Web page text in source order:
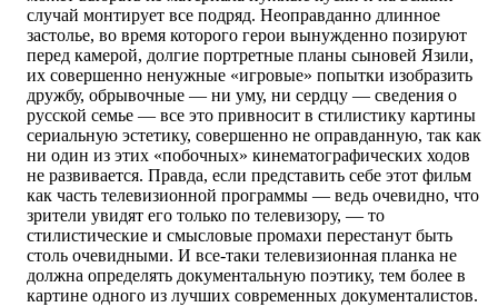
случай монтирует все подряд. Неоправданно длинное
застолье, во время которого герои вынужденно позируют
перед камерой, долгие портретные планы сыновей Язили,
их совершенно ненужные «игровые» попытки изобразить
дружбу, обрывочные — ни уму, ни сердцу — сведения о
русской семье — все это привносит в стилистику картины
сериальную эстетику, совершенно не оправданную, так как
ни один из этих «побочных» кинематографических ходов
не развивается. Правда, если представить себе этот фильм
как часть телевизионной программы — ведь очевидно, что
зрители увидят его только по телевизору, — то
стилистические и смысловые промахи перестанут быть
столь очевидными. И все-таки телевизионная планка не
должна определять документальную поэтику, тем более в
картине одного из лучших современных документалистов.